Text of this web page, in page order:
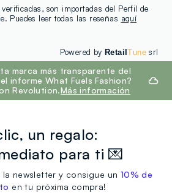
son importadas del Perfil de
Puedes leer todas las reseñas aquí
Powered by RetailTunesrl
marca más transparente del
informe What Fuels Fashion?
Revolution.Más información
un regalo:
para ti 💌
la newsletter y consigue un 10% de
en tu próxima compra!